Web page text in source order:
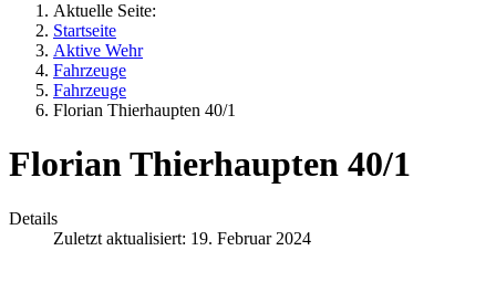
Aktuelle Seite:
Startseite
Aktive Wehr
Fahrzeuge
Fahrzeuge
Florian Thierhaupten 40/1
Florian Thierhaupten 40/1
Details
Zuletzt aktualisiert: 19. Februar 2024